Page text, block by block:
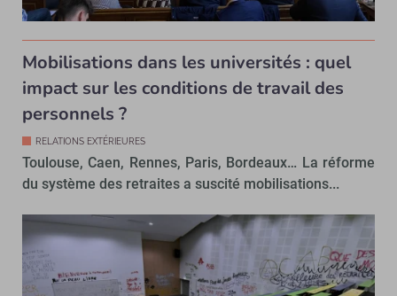
Mobilisations dans les universités : quel
impact sur les conditions de travail des
personnels ?
RELATIONS EXTÉRIEURES
Toulouse, Caen, Rennes, Paris, Bordeaux… La réforme
du système des retraites a suscité mobilisations...